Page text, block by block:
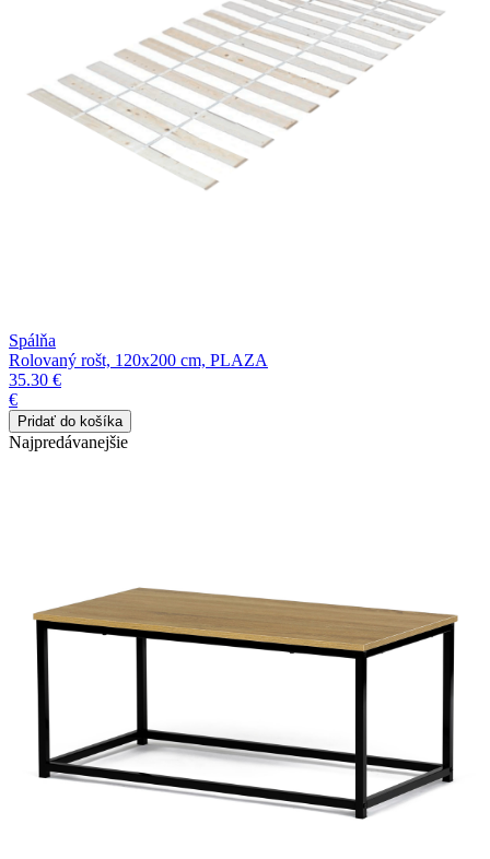
Spálňa
Rolovaný rošt, 120x200 cm, PLAZA
35.30 €
€
Najpredávanejšie